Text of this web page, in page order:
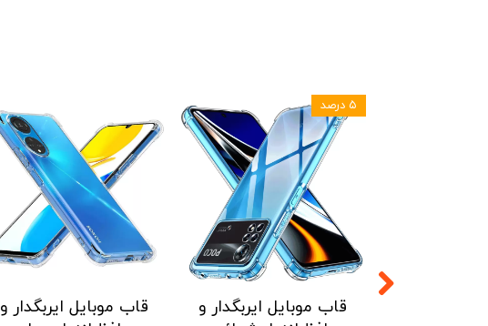
قاب موبایل ایربگدار و
قاب موبایل ایربگدار و
۵ درصد